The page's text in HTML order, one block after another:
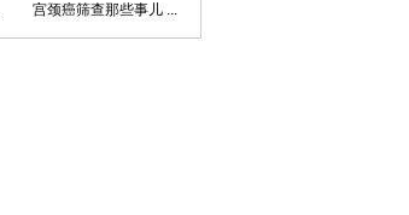
宫颈癌筛查那些事儿 ...